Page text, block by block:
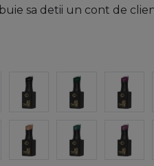
sa detii un cont de